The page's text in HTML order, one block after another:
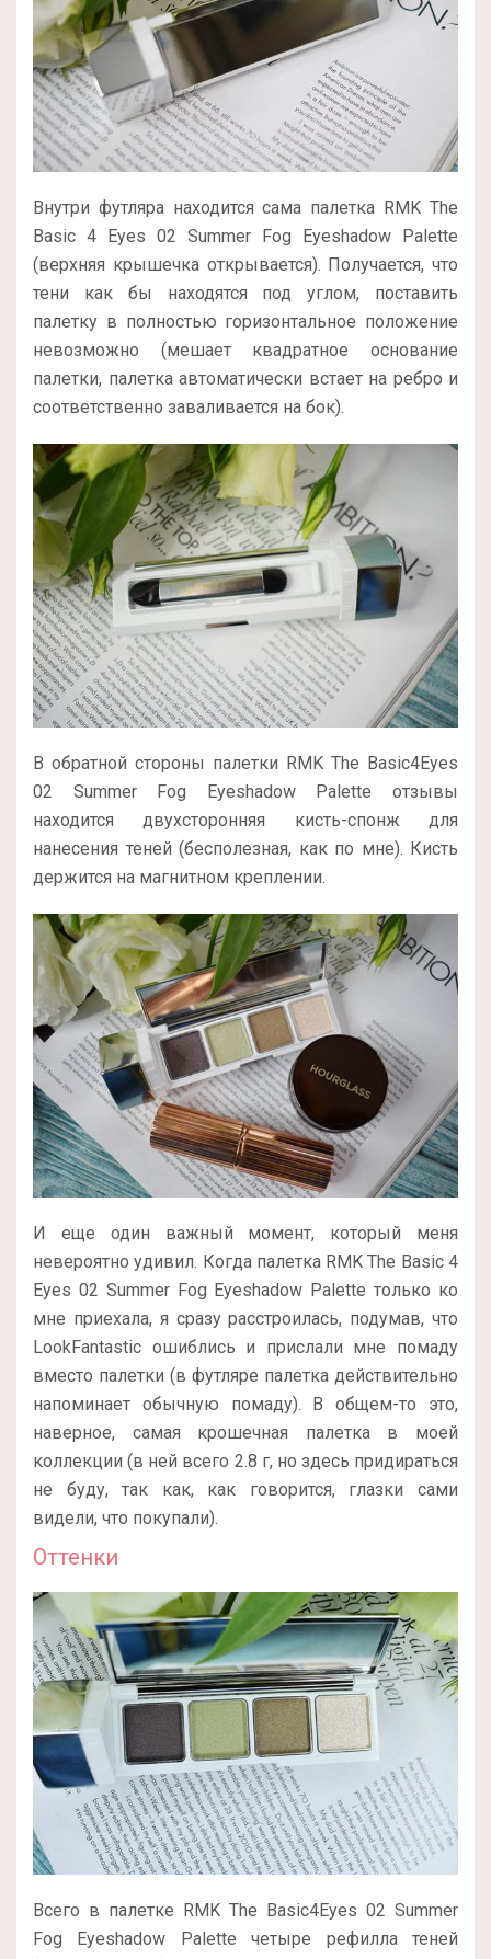
Внутри футляра находится сама палетка RMK The
Basic 4 Eyes 02 Summer Fog Eyeshadow Palette
(верхняя крышечка открывается). Получается, что
тени как бы находятся под углом, поставить
палетку в полностью горизонтальное положение
невозможно (мешает квадратное основание
палетки, палетка автоматически встает на ребро и
соответственно заваливается на бок).
В обратной стороны палетки RMK The Basic4Eyes
02 Summer Fog Eyeshadow Palette отзывы
находится двухсторонняя кисть-спонж для
нанесения теней (бесполезная, как по мне). Кисть
держится на магнитном креплении.
И еще один важный момент, который меня
невероятно удивил. Когда палетка RMK The Basic 4
Eyes 02 Summer Fog Eyeshadow Palette только ко
мне приехала, я сразу расстроилась, подумав, что
LookFantastic ошиблись и прислали мне помаду
вместо палетки (в футляре палетка действительно
напоминает обычную помаду). В общем-то это,
наверное, самая крошечная палетка в моей
коллекции (в ней всего 2.8 г, но здесь придираться
не буду, так как, как говорится, глазки сами
видели, что покупали).
Оттенки
Всего в палетке RMK The Basic4Eyes 02 Summer
Fog Eyeshadow Palette четыре рефилла теней